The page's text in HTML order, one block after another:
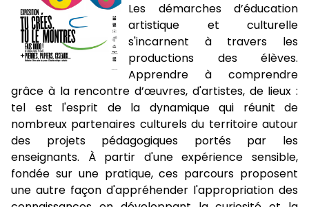
Les démarches d’éducation
artistique et culturelle
s'incarnent à travers les
productions des élèves.
Apprendre à comprendre
grâce à la rencontre d’œuvres, d'artistes, de lieux :
tel est l'esprit de la dynamique qui réunit de
nombreux partenaires culturels du territoire autour
des projets pédagogiques portés par les
enseignants. À partir d'une expérience sensible,
fondée sur une pratique, ces parcours proposent
une autre façon d'appréhender l'appropriation des